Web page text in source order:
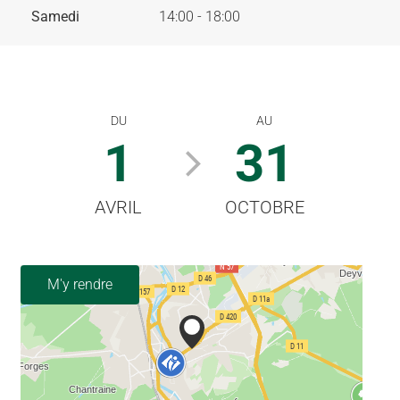
Samedi 14:00 - 18:00
DU
1
AVRIL
AU
31
OCTOBRE
M'y rendre